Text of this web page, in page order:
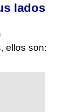
lados
ellos son: